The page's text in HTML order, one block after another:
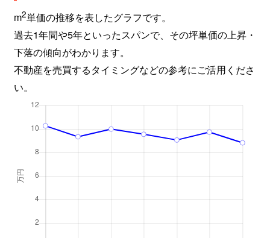
m2単価の推移を表したグラフです。
過去1年間や5年といったスパンで、その坪単価の上昇・
下落の傾向がわかります。
不動産を売買するタイミングなどの参考にご活用くださ
い。